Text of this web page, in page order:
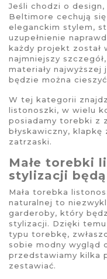
Jeśli chodzi o
Beltimore cechują
eleganckim stylem,
uzupełnienie
każdy projekt został
najmniejszy
materiały najwyższej
będzie można
W tej kategorii
listonoszki, w wielu
posiadamy torebki z
błyskawiczny,
zatrzaski.
Małe torebki
stylizacji
Mała torebka
naturalnej to
garderoby, który
stylizacji. Dzięki
typu torebkę,
sobie modny wygląd
przedstawiamy kilka
zestawiać.